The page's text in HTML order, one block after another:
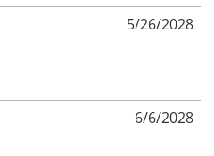
5/26/2028
6/6/2028